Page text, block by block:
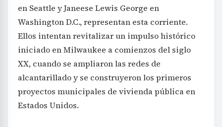
en Seattle y Janeese Lewis George en
Washington D.C., representan esta corriente.
Ellos intentan revitalizar un impulso histórico
iniciado en Milwaukee a comienzos del siglo
XX, cuando se ampliaron las redes de
alcantarillado y se construyeron los primeros
proyectos municipales de vivienda pública en
Estados Unidos.